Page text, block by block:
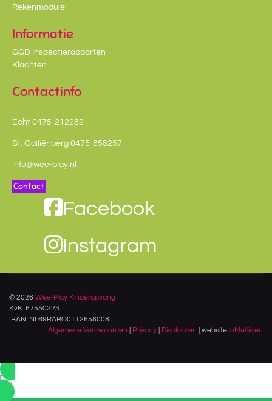
Rekenmodule
Informatie
GGD Inspectierapporten
Klachten
Contactinfo
Echt 0475-212282
St. Odiliënberg 0475-858257
info@wee-play.nl
Contact
Facebook
Instagram
© 2026 Wee-Play Kinderopvang
KvK: 67550223
IBAN: NL69RABO0112658008
Algemene Voorwaarden
Privacy Disclaimer | website: aMultis.eu